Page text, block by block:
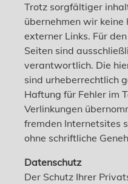
Trotz sorgfältiger
übernehmen wir
externer Links. Für
Seiten sind
verantwortlich. Die
sind urheberrechtlich
Haftung für Fehler im
Verlinkungen
fremden Internetsites
ohne schriftliche
Datenschutz
Der Schutz Ihrer